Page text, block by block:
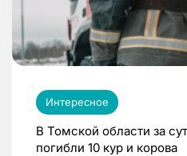
Интересное
В Томской области за
погибли 10 кур и корова